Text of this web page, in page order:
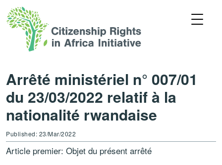
Arrêté ministériel n° 007/01
du 23/03/2022 relatif à la
nationalité rwandaise
Published: 23/Mar/2022
Article premier: Objet du présent arrêté